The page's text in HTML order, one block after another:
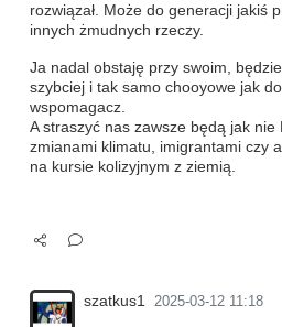
rozwiązał. Może do generacji jakiś
innych żmudnych rzeczy.
Ja nadal obstaję przy swoim,
szybciej i tak samo chooyowe jak
wspomagacz.
A straszyć nas zawsze będą jak nie
zmianami klimatu, imigrantami czy
na kursie kolizyjnym z ziemią.
szatkus1 2025-03-12 11:18